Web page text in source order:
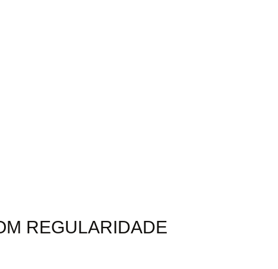
REGULARIDADE